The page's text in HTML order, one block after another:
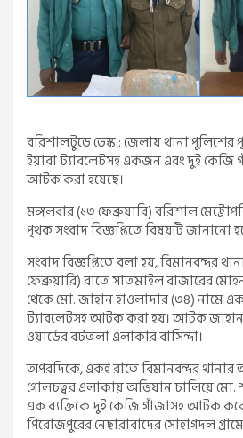
বরিশালটুডে ডেস্ক : জেলায় থানা
ইয়াবা ট্যাবলেটসহ একজন এবং দুই
আটক করা হয়েছে।
মঙ্গলবার (১৩ ফেব্রুয়ারি) বরিশাল
পৃথক সংবাদ বিজ্ঞপ্তিতে বিষয়টি জানানো
সংবাদ বিজ্ঞপ্তিতে বলা হয়, বিমানবন্দর
ফেব্রুয়ারি) রাতে সাতমাইল বাজারের
থেকে মো. জাহান হাওলাদার (৩৪) নামে
ট্যাবলেটসহ আটক করা হয়। আটক জাহান
ওয়ার্ডের বটতলা এলাকার বাসিন্দা।
অপরদিকে, একই রাতে বিমানবন্দর
গোলচত্বর এলাকায় অভিযান চালিয়ে মো.
এক ব্যক্তিকে দুই কেজি গাঁজাসহ আটক
পিরোজপুরের নেছারাবাদের সোহাগদল